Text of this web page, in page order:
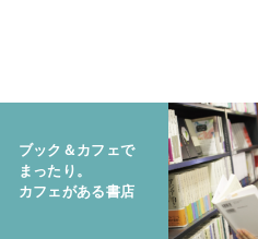
ブック＆カフェで
まったり。
カフェがある書店